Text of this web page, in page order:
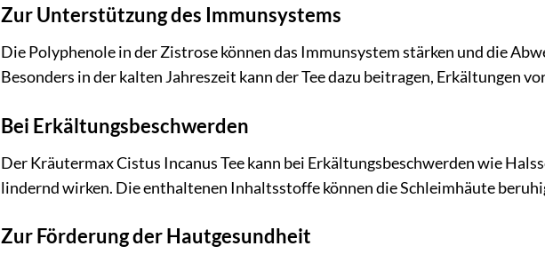
Zur Unterstützung des Immunsystems
Die Polyphenole in der Zistrose können das Immunsystem stärken und die
Besonders in der kalten Jahreszeit kann der Tee dazu beitragen, Erkältungen
Bei Erkältungsbeschwerden
Der Kräutermax Cistus Incanus Tee kann bei Erkältungsbeschwerden wie
lindernd wirken. Die enthaltenen Inhaltsstoffe können die Schleimhäute
Zur Förderung der Hautgesundheit